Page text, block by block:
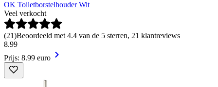
OK Toiletborstelhouder Wit
Veel verkocht
(21)Beoordeeld met 4.4 van de 5 sterren, 21 klantreviews
8.99
Prijs: 8.99 euro